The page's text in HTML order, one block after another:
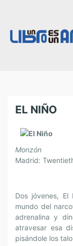
EL NIÑO
Monzón
Madrid:
Dos jóvenes,
mundo del
adrenalina y
atravesar esa
pisándole los